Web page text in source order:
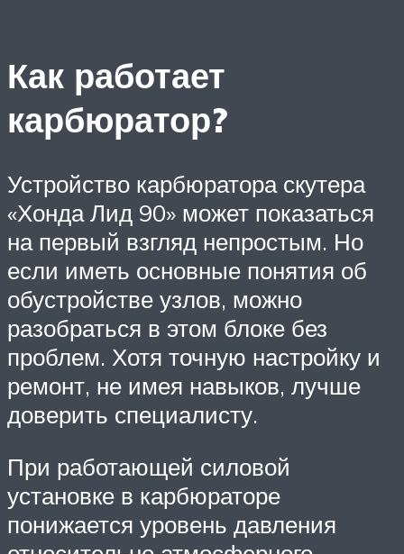
Как работает
карбюратор?
Устройство карбюратора скутера
«Хонда Лид 90» может показаться
на первый взгляд непростым. Но
если иметь основные понятия об
обустройстве узлов, можно
разобраться в этом блоке без
проблем. Хотя точную настройку и
ремонт, не имея навыков, лучше
доверить специалисту.
При работающей силовой
установке в карбюраторе
понижается уровень давления